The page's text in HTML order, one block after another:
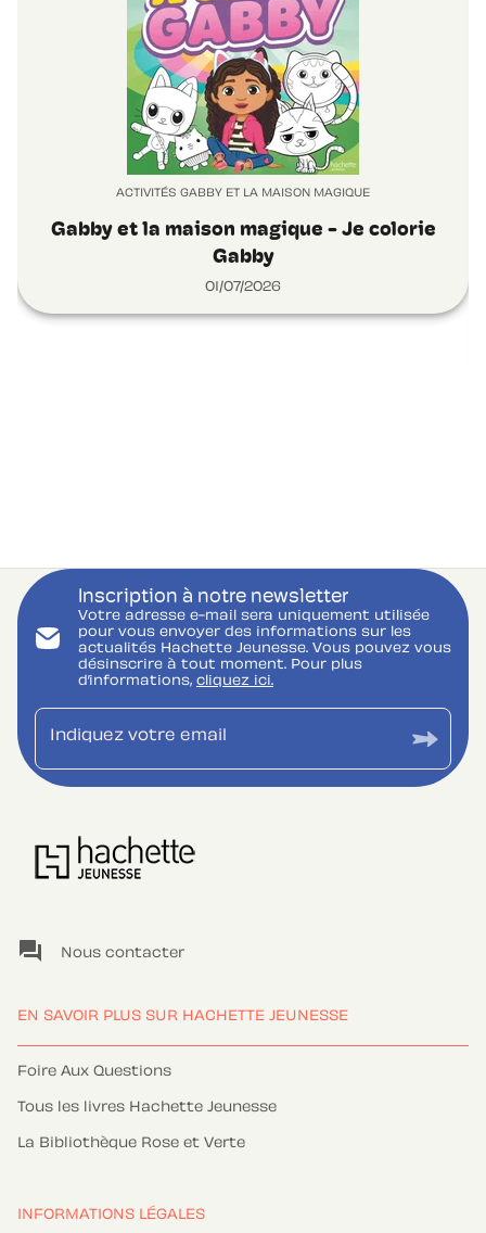
ACTIVITÉS GABBY ET LA MAISON MAGIQUE
Gabby et la maison magique - Je colorie
Gabby
01/07/2026
Inscription à notre newsletter
Votre adresse e-mail sera uniquement utilisée
pour vous envoyer des informations sur les
actualités Hachette Jeunesse. Vous pouvez vous
désinscrire à tout moment. Pour plus
d’informations, cliquez ici.
Indiquez votre email
question_answer Nous contacter
EN SAVOIR PLUS SUR HACHETTE JEUNESSE
Foire Aux Questions
Tous les livres Hachette Jeunesse
La Bibliothèque Rose et Verte
INFORMATIONS LÉGALES